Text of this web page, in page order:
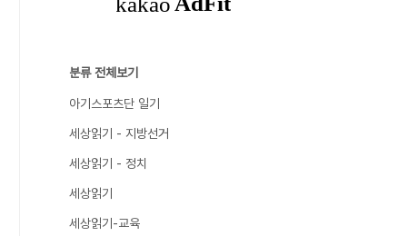
분류 전체보기
아기스포츠단 일기
세상읽기 - 지방선거
세상읽기 - 정치
세상읽기
세상읽기-교육